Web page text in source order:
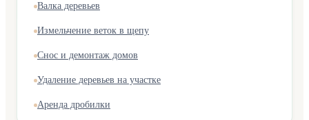
Валка деревьев
Измельчение веток в щепу
Снос и демонтаж домов
Удаление деревьев на участке
Аренда дробилки